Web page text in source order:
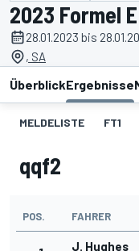
2023 Formel
28.01.2023 bis
, SA
ÜberblickErgebnisse
MELDELISTE FT1
qqf2
POS. FAHRER
J. Hughes